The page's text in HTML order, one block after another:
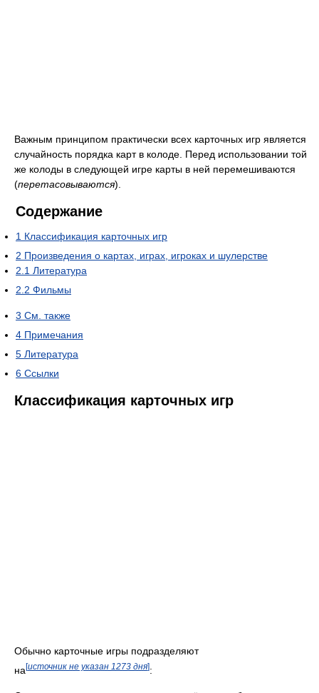
Важным принципом практически всех карточных игр является
случайность порядка карт в колоде. Перед использовании той
же колоды в следующей игре карты в ней перемешиваются
(перетасовываются).
Содержание
1 Классификация карточных игр
2 Произведения о картах, играх, игроках и шулерстве
2.1 Литература
2.2 Фильмы
3 См. также
4 Примечания
5 Литература
6 Ссылки
Классификация карточных игр
Обычно карточные игры подразделяют
на [источник не указан 1273 дня]: